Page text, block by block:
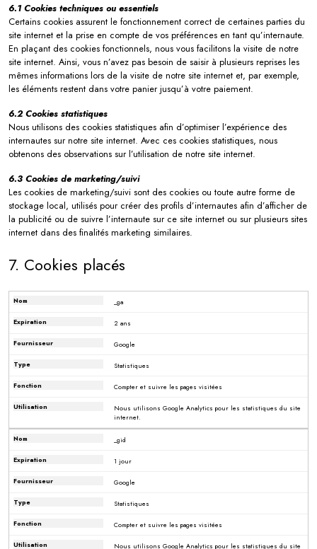
6.1 Cookies techniques ou essentiels
Certains cookies assurent le fonctionnement correct de certaines parties du
site internet et la prise en compte de vos préférences en tant qu’internaute.
En plaçant des cookies fonctionnels, nous vous facilitons la visite de notre
site internet. Ainsi, vous n’avez pas besoin de saisir à plusieurs reprises les
mêmes informations lors de la visite de notre site internet et, par exemple,
les éléments restent dans votre panier jusqu’à votre paiement.
6.2 Cookies statistiques
Nous utilisons des cookies statistiques afin d’optimiser l’expérience des
internautes sur notre site internet. Avec ces cookies statistiques, nous
obtenons des observations sur l’utilisation de notre site internet.
6.3 Cookies de marketing/suivi
Les cookies de marketing/suivi sont des cookies ou toute autre forme de
stockage local, utilisés pour créer des profils d’internautes afin d’afficher de
la publicité ou de suivre l’internaute sur ce site internet ou sur plusieurs sites
internet dans des finalités marketing similaires.
7. Cookies placés
_ga
2 ans
Google
Statistiques
Compter et suivre les pages visitées
Nous utilisons Google Analytics pour les statistiques du site
internet.
_gid
1 jour
Google
Statistiques
Compter et suivre les pages visitées
Nous utilisons Google Analytics pour les statistiques du site